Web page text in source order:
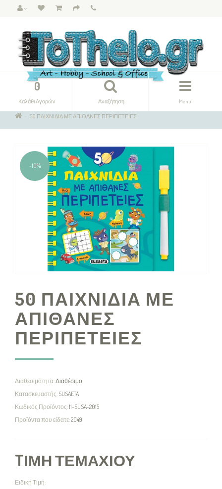
Menu
Αναζήτηση
0
Καλάθι Αγορών
50 ΠΑΙΧΝΙΔΙΑ ΜΕ ΑΠΙΘΑΝΕΣ ΠΕΡΙΠΕΤΕΙΕΣ
-10%
50 ΠΑΙΧΝΙΔΙΑ ΜΕ
ΑΠΙΘΑΝΕΣ
ΠΕΡΙΠΕΤΕΙΕΣ
Διαθεσιμότητα:Διαθέσιμο
Κατασκευαστής: SUSAETA
Κωδικός Προϊόντος:11-SUSA-2015
Προϊόντα που είδατε:2049
TΙΜΉ ΤΕΜΑΧΊΟΥ
Ειδική Τιμή: